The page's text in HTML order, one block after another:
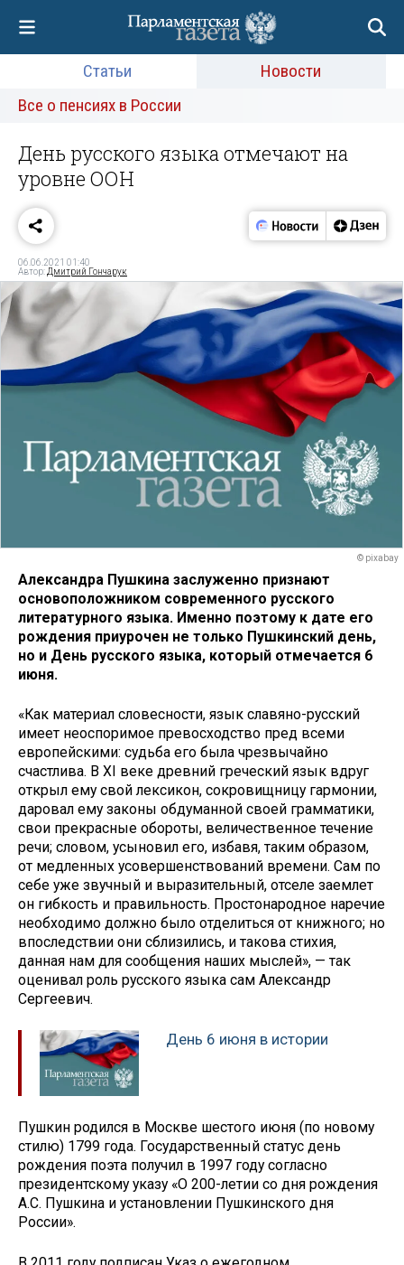
Статьи
Новости
Все о пенсиях в России
День русского языка отмечают на
уровне ООН
06.06.2021 01:40
Автор: Дмитрий Гончарук
© pixabay
Александра Пушкина заслуженно признают
основоположником современного русского
литературного языка. Именно поэтому к дате его
рождения приурочен не только Пушкинский день,
но и День русского языка, который отмечается 6
июня.
«Как материал словесности, язык славяно-русский
имеет неоспоримое превосходство пред всеми
европейскими: судьба его была чрезвычайно
счастлива. В XI веке древний греческий язык вдруг
открыл ему свой лексикон, сокровищницу гармонии,
даровал ему законы обдуманной своей грамматики,
свои прекрасные обороты, величественное течение
речи; словом, усыновил его, избавя, таким образом,
от медленных усовершенствований времени. Сам по
себе уже звучный и выразительный, отселе заемлет
он гибкость и правильность. Простонародное наречие
необходимо должно было отделиться от книжного; но
впоследствии они сблизились, и такова стихия,
данная нам для сообщения наших мыслей», — так
оценивал роль русского языка сам Александр
Сергеевич.
День 6 июня в истории
Пушкин родился в Москве шестого июня (по новому
стилю) 1799 года. Государственный статус день
рождения поэта получил в 1997 году согласно
президентскому указу «О 200-летии со дня рождения
А.С. Пушкина и установлении Пушкинского дня
России».